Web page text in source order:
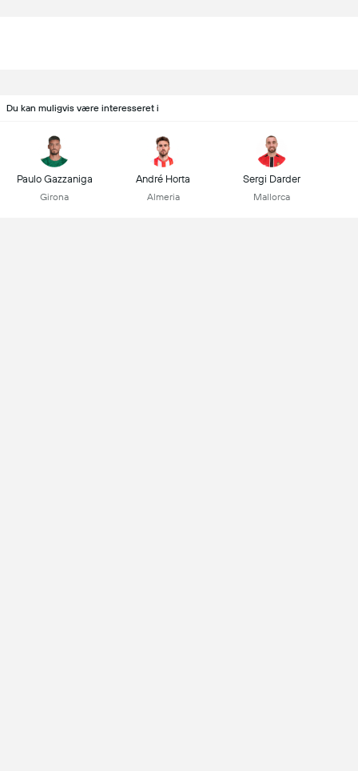
Du kan muligvis være interesseret i
Paulo Gazzaniga
Girona
André Horta
Almeria
Sergi Darder
Mallorca